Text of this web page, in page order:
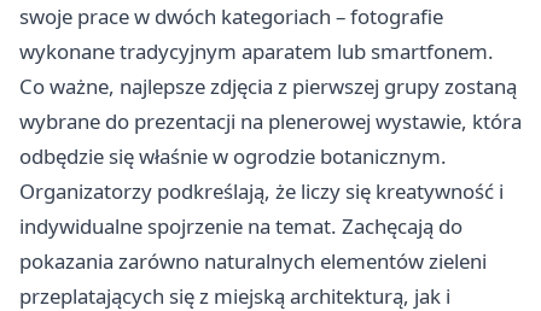
swoje prace w dwóch kategoriach – fotografie
wykonane tradycyjnym aparatem lub smartfonem.
Co ważne, najlepsze zdjęcia z pierwszej grupy zostaną
wybrane do prezentacji na plenerowej wystawie, która
odbędzie się właśnie w ogrodzie botanicznym.
Organizatorzy podkreślają, że liczy się kreatywność i
indywidualne spojrzenie na temat. Zachęcają do
pokazania zarówno naturalnych elementów zieleni
przeplatających się z miejską architekturą, jak i